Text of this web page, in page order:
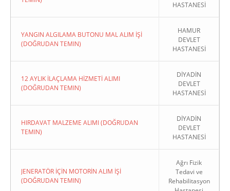
HASTANESİ
YANGIN ALGILAMA BUTONU MAL ALIM İŞİ
(DOĞRUDAN TEMIN)
HAMUR
DEVLET
HASTANESİ
12 AYLIK İLAÇLAMA HİZMETİ ALIMI
(DOĞRUDAN TEMIN)
DİYADİN
DEVLET
HASTANESİ
HIRDAVAT MALZEME ALIMI (DOĞRUDAN
TEMIN)
DİYADİN
DEVLET
HASTANESİ
JENERATÖR İÇİN MOTORİN ALIM İŞİ
(DOĞRUDAN TEMIN)
Ağrı Fizik
Tedavi ve
Rehabilitasyon